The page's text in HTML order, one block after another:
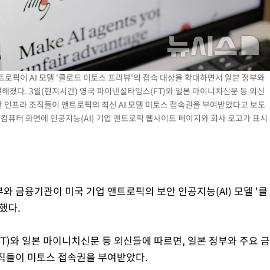
픽이 AI 모델 '클로드 미토스 프리뷰'의 접속 대상을 확대하면서 일본 정부와
졌다. 3일(현지시간) 영국 파이낸셜타임스(FT)와 일본 마이니치신문 등 외신
프라 조직들이 앤트로픽의 최신 AI 모델 미토스 접속권을 부여받았다고 보도
퓨터 화면에 인공지능(AI) 기업 앤트로픽 웹사이트 페이지와 회사 로고가 표시
금융기관이 미국 기업 앤트로픽의 보안 인공지능(AI) 모델 '클
다.
와 일본 마이니치신문 등 외신들에 따르면, 일본 정부와 주요 금
들이 미토스 접속권을 부여받았다.